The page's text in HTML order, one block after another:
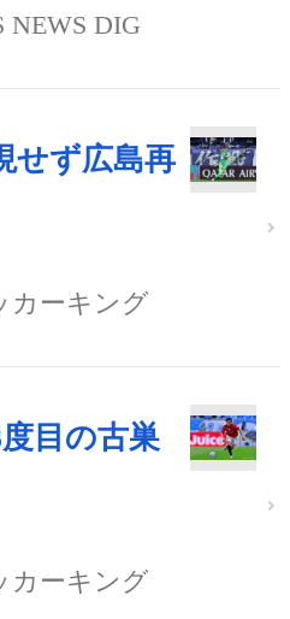
NEWS DIG
せず広島再
カーキング
目の古巣
カーキング